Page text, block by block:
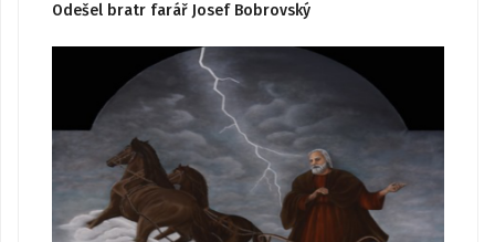
Odešel bratr farář Josef Bobrovský